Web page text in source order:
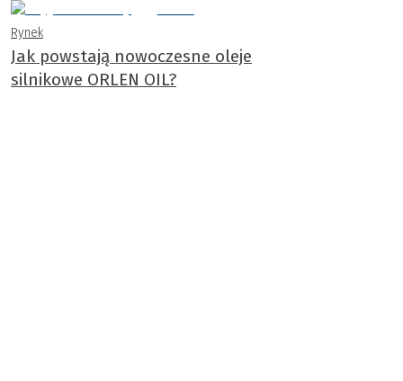
Rynek
Jak powstają nowoczesne oleje
silnikowe ORLEN OIL?